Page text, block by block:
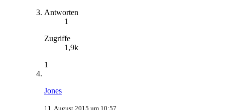
Antworten
1
Zugriffe
1,9k
1
Jones
11. August 2015 um 10:57